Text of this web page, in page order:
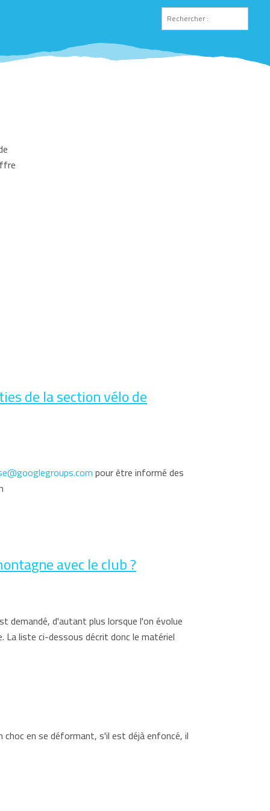
de la section vélo de
pour être informé des
avec le club ?
demandé, d'autant plus lorsque l'on évolue
liste ci-dessous décrit donc le matériel
en se déformant, s'il est déjà enfoncé, il